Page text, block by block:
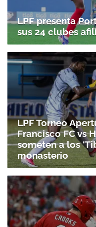
LPF presenta
sus 24 clubes
LPF Torneo
Francisco FC vs
someten a los
monasterio